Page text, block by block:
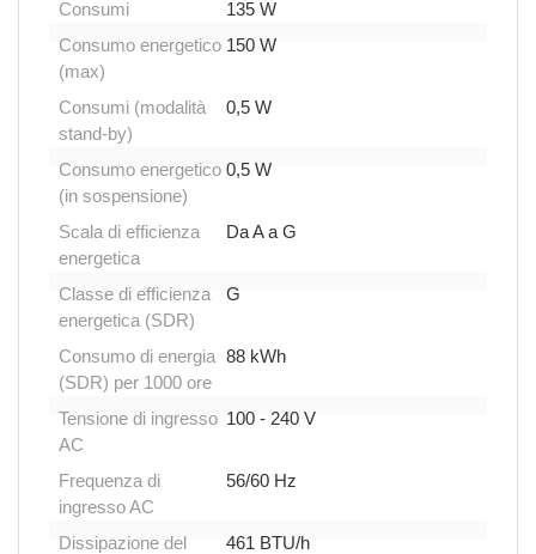
Consumi
135 W
Consumo energetico
(max)
150 W
Consumi (modalità
stand-by)
0,5 W
Consumo energetico
(in sospensione)
0,5 W
Scala di efficienza
energetica
Da A a G
Classe di efficienza
energetica (SDR)
G
Consumo di energia
(SDR) per 1000 ore
88 kWh
Tensione di ingresso
AC
100 - 240 V
Frequenza di
ingresso AC
56/60 Hz
Dissipazione del
461 BTU/h